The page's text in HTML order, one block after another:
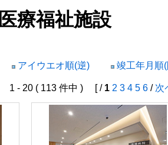
療福祉施設
アイウエオ順(逆) 竣工年月順
1 - 20 ( 113 件中 ) [ / 1 2 3 4 5 6/ 次